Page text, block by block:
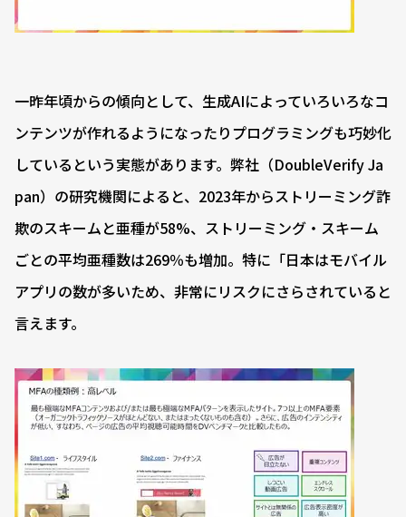
一昨年頃からの傾向として、生成AIによっていろいろなコ
ンテンツが作れるようになったりプログラミングも巧妙化
しているという実態があります。弊社（DoubleVerify Ja
pan）の研究機関によると、2023年からストリーミング詐
欺のスキームと亜種が58%、ストリーミング・スキーム
ごとの平均亜種数は269％も増加。特に「日本はモバイル
アプリの数が多いため、非常にリスクにさらされていると
言えます。